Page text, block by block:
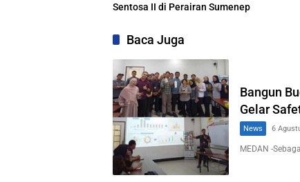
Sentosa II di Perairan Sumenep
Baca Juga
Bangun
Gelar
News 6
MEDAN -